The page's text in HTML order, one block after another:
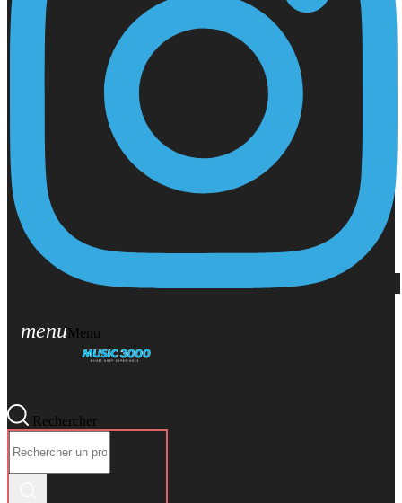
menuMenu
Rechercher